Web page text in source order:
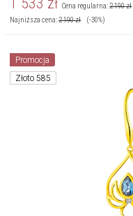
Cena regularna:2 190zł
Najniższa cena:2 190zł (-30%)
Promocja
Złoto 585